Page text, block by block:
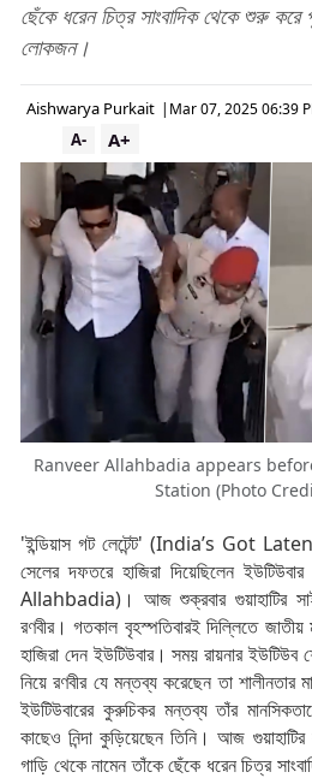
ছেঁকে ধরেন চিত্র সাংবাদিক থেকে শুরু
লোকজন।
Aishwarya Purkait | Mar 07, 2025 06:39
A+
A-
Ranveer Allahbadia appears
Station (Photo
'ইন্ডিয়াস গট লেটেন্ট' (India’s Got Latent)
সেলের দফতরে হাজিরা দিয়েছিলেন
Allahbadia)। আজ শুক্রবার গুয়াহাটির
রণবীর। গতকাল বৃহস্পতিবারই দিল্লিতে
হাজিরা দেন ইউটিউবার। সময় রায়নার ইউটিউব
নিয়ে রণবীর যে মন্তব্য করেছেন তা শালীনতার
ইউটিউবারের কুরুচিকর মন্তব্য তাঁর
কাছেও নিন্দা কুড়িয়েছেন তিনি। আজ
গাড়ি থেকে নামেন তাঁকে ছেঁকে ধরেন চিত্র